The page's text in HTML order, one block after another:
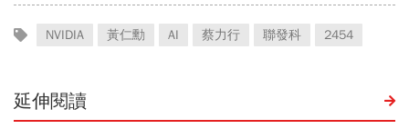
NVIDIA 黃仁勳 AI 蔡力行 聯發科 2454
延伸閱讀